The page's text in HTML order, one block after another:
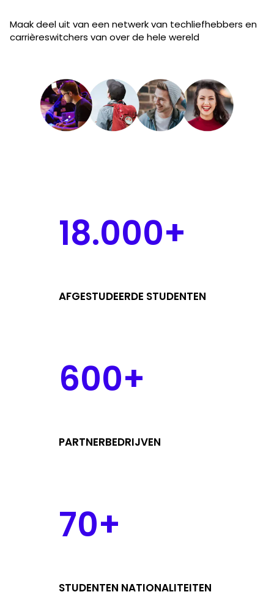
Maak deel uit van een netwerk van techliefhebbers en
carrièreswitchers van over de hele wereld
18.000+
AFGESTUDEERDE STUDENTEN
600+
PARTNERBEDRIJVEN
70+
STUDENTEN NATIONALITEITEN